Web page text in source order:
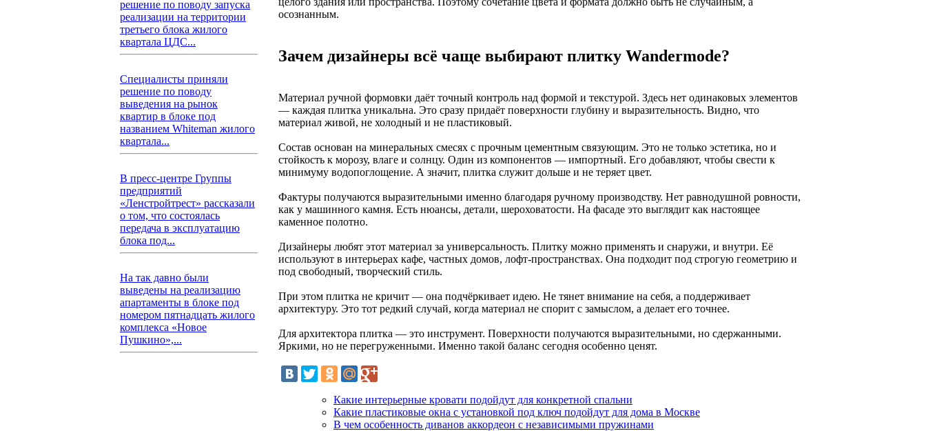
решение по поводу запуска
реализации на территории
третьего блока жилого
квартала ЦДС...
Специалисты приняли
решение по поводу
выведения на рынок
квартир в блоке под
названием Whiteman жилого
квартала...
В пресс-центре Группы
предприятий
«Ленстройтрест» рассказали
о том, что состоялась
передача в эксплуатацию
блока под...
На так давно были
выведены на реализацию
апартаменты в блоке под
номером пятнадцать жилого
комплекса «Новое
Пушкино»,...
осознанным.
Зачем дизайнеры всё чаще выбирают плитку Wandermode?
Материал ручной формовки даёт точный контроль над формой и текстурой. Здесь нет одинаковых элементов
— каждая плитка уникальна. Это сразу придаёт поверхности глубину и выразительность. Видно, что
материал живой, не холодный и не пластиковый.
Состав основан на минеральных смесях с прочным цементным связующим. Это не только эстетика, но и
стойкость к морозу, влаге и солнцу. Один из компонентов — импортный. Его добавляют, чтобы свести к
минимуму водопоглощение. А значит, плитка служит дольше и не теряет цвет.
Фактуры получаются выразительными именно благодаря ручному производству. Нет равнодушной ровности,
как у машинного камня. Есть нюансы, детали, шероховатости. На фасаде это выглядит как настоящее
каменное полотно.
Дизайнеры любят этот материал за универсальность. Плитку можно применять и снаружи, и внутри. Её
используют в интерьерах кафе, частных домов, лофт-пространствах. Она подходит под строгую геометрию и
под свободный, творческий стиль.
При этом плитка не кричит — она подчёркивает идею. Не тянет внимание на себя, а поддерживает
архитектуру. Это тот редкий случай, когда материал не спорит с замыслом, а делает его точнее.
Для архитектора плитка — это инструмент. Поверхности получаются выразительными, но сдержанными.
Яркими, но не перегруженными. Именно такой баланс сегодня особенно ценят.
Какие интерьерные кровати подойдут для конкретной спальни
Какие пластиковые окна с установкой под ключ подойдут для дома в Москве
В чем особенность диванов аккордеон с независимыми пружинами